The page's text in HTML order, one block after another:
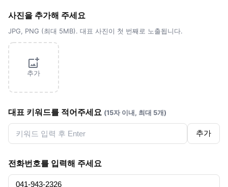
사진을 추가해 주세요
JPG, PNG (최대 5MB). 대표 사진이 첫 번째로 노출됩니다.
추가
대표 키워드를 적어주세요 (15자 이내, 최대 5개)
추가
전화번호를 입력해 주세요